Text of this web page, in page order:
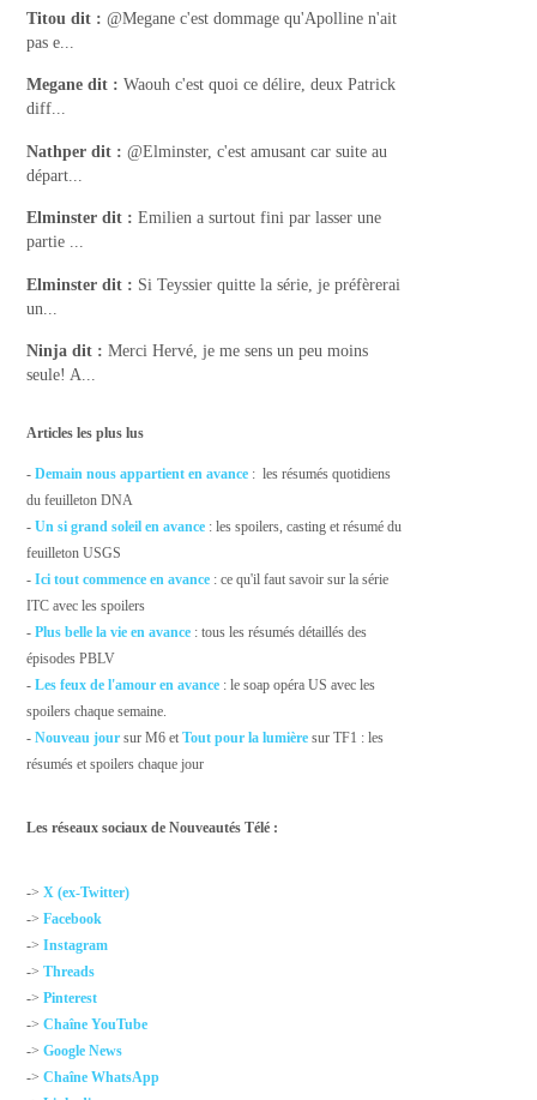
Titou dit : @Megane c'est dommage qu'Apolline n'ait
pas e...
Megane dit : Waouh c'est quoi ce délire, deux Patrick
diff...
Nathper dit : @Elminster, c'est amusant car suite au
départ...
Elminster dit : Emilien a surtout fini par lasser une
partie ...
Elminster dit : Si Teyssier quitte la série, je préfèrerai
un...
Ninja dit : Merci Hervé, je me sens un peu moins
seule! A...
Articles les plus lus
-Demain nous appartient en avance : les résumés quotidiens
du feuilleton DNA
-Un si grand soleil en avance : les spoilers, casting et résumé du
feuilleton USGS
-Ici tout commence en avance : ce qu'il faut savoir sur la série
ITC avec les spoilers
- Plus belle la vie en avance : tous les résumés détaillés des
épisodes PBLV
-Les feux de l'amour en avance : le soap opéra US avec les
spoilers chaque semaine.
-Nouveau jour sur M6 etTout pour la lumière sur TF1 : les
résumés et spoilers chaque jour
Les réseaux sociaux de Nouveautés Télé :
->X (ex-Twitter)
->Facebook
->Instagram
->Threads
->Pinterest
->Chaîne YouTube
->Google News
->Chaîne WhatsApp